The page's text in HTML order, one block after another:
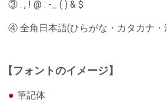
③ . , ! @ : -_ ( ) & $
④ 全角日本語(ひらがな・カタカナ・
【フォントのイメージ】
筆記体